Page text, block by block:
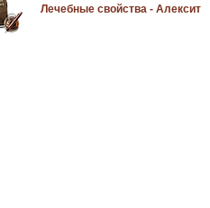
Лечебные свойства - Алексит